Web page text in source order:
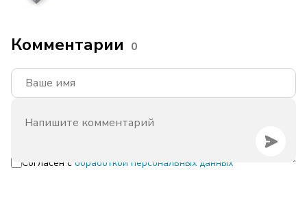
Комментарии 0
Согласен с обработкой персональных данных